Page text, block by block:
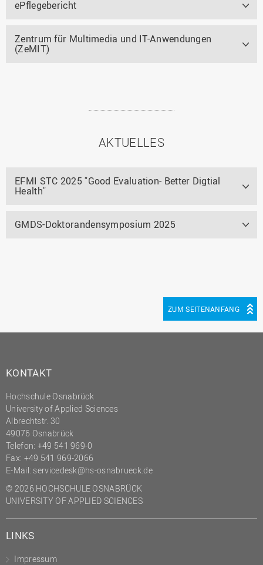
ePflegebericht
Zentrum für Multimedia und IT-Anwendungen
(ZeMIT)
AKTUELLES
EFMI STC 2025 "Good Evaluation- Better Digtial
Health"
GMDS-Doktorandensymposium 2025
ZUM SEITENANFANG
KONTAKT
Hochschule Osnabrück
University of Applied Sciences
Albrechtstr. 30
49076 Osnabrück
Telefon: +49 541 969-0
Fax: +49 541 969-2066
E-Mail: servicedesk@hs-osnabrueck.de
© 2026 HOCHSCHULE OSNABRÜCK
UNIVERSITY OF APPLIED SCIENCES
LINKS
Impressum